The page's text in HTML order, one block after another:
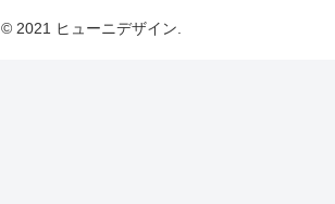
© 2021 ヒューニデザイン.